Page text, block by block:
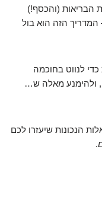
הבריאות (והכסף!)
המדריך הזה הוא בול
לנווט בחוכמה
ולהימנע מאלה ש…
הנכונות שיעזרו לכם
.